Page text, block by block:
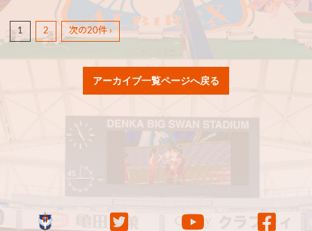
1 2 次の20件 ›
アーカイブ一覧ページへ戻る